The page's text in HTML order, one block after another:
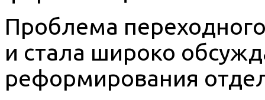
Проблема
и стала широко
реформирования